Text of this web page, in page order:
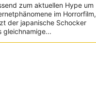
zum aktuellen Hype um
im Horrorfilm,
der japanische Schocker
gleichnamige...